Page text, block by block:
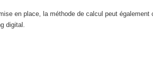
en place, la méthode de calcul peut
digital.